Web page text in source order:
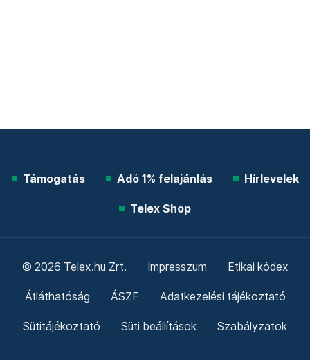
Támogatás Adó 1% felajánlás Hírlevelek
Telex Shop
© 2026 Telex.hu Zrt. Impresszum Etikai kódex
Átláthatóság ÁSZF Adatkezelési tájékoztató
Sütitájékoztató Süti beállítások Szabályzatok